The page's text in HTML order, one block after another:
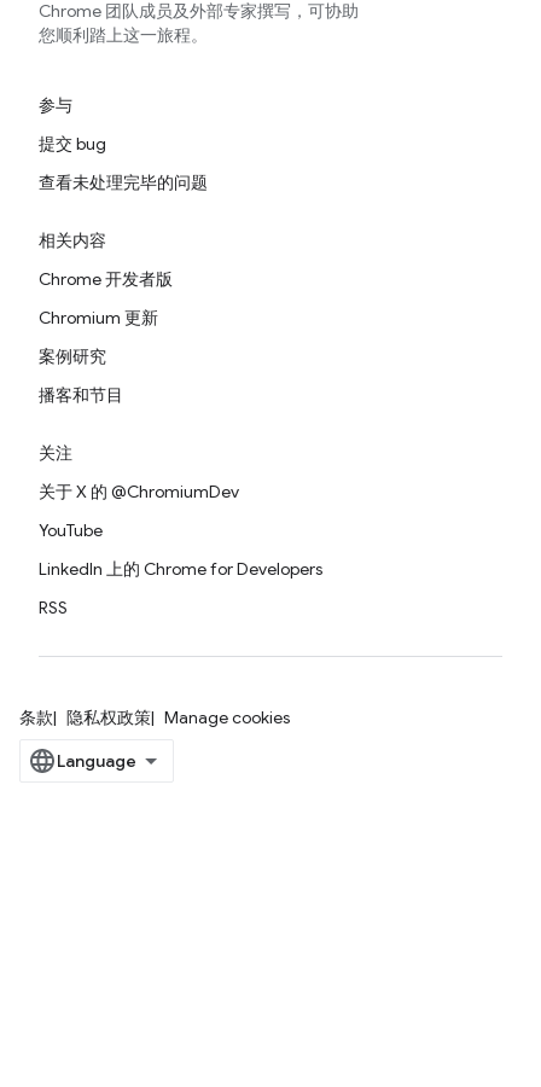
Chrome 团队成员及外部专家撰写，可协助
您顺利踏上这一旅程。
参与
提交 bug
查看未处理完毕的问题
相关内容
Chrome 开发者版
Chromium 更新
案例研究
播客和节目
关注
关于 X 的 @ChromiumDev
YouTube
LinkedIn 上的 Chrome for Developers
RSS
条款 隐私权政策 Manage cookies